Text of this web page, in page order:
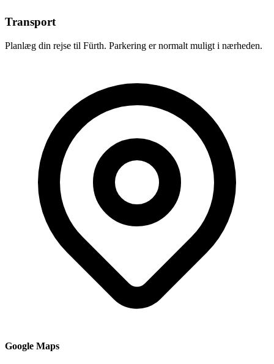
Transport
Planlæg din rejse til Fürth. Parkering er normalt muligt i nærheden.
Google Maps